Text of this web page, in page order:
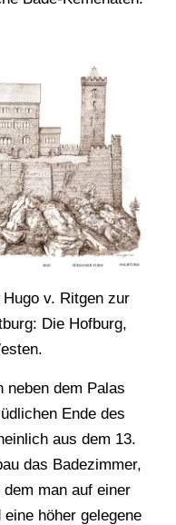
v. Ritgen zur
Die Hofburg,
neben dem Palas
Ende des
aus dem 13.
das Badezimmer,
man auf einer
höher gelegene